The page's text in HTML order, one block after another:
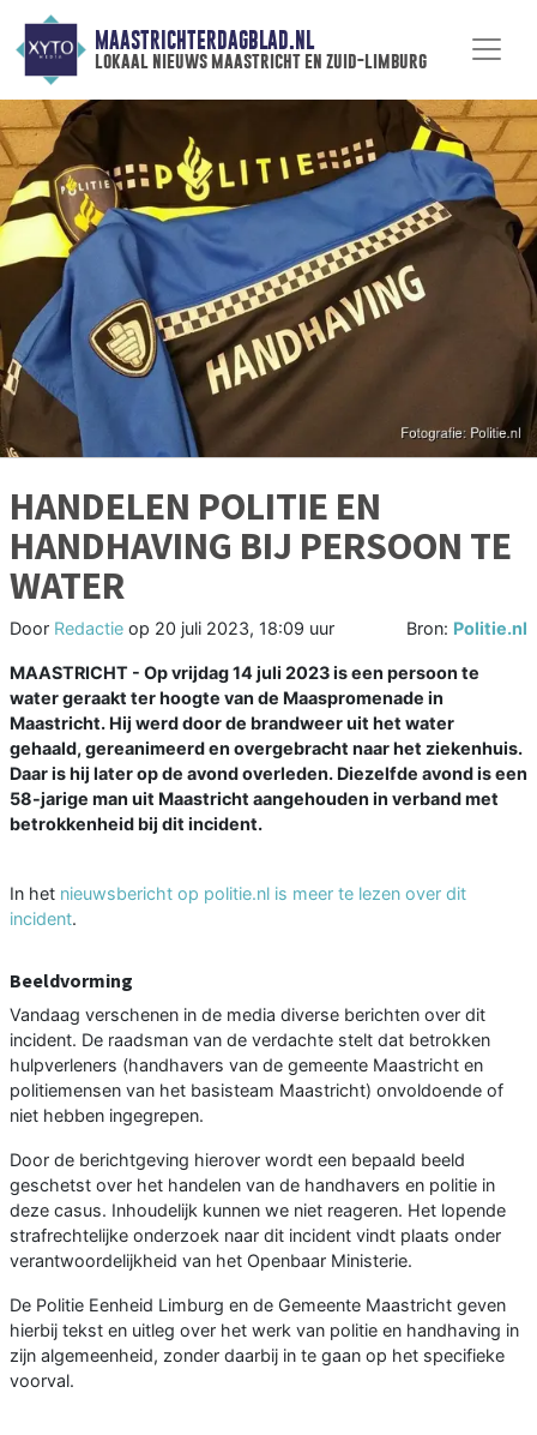
MAASTRICHTERDAGBLAD.NL
lokaal nieuws maastricht en zuid-limburg
HANDELEN POLITIE EN
HANDHAVING BIJ PERSOON TE
WATER
Door Redactie op 20 juli 2023, 18:09 uur Bron: Politie.nl
MAASTRICHT - Op vrijdag 14 juli 2023 is een persoon te
water geraakt ter hoogte van de Maaspromenade in
Maastricht. Hij werd door de brandweer uit het water
gehaald, gereanimeerd en overgebracht naar het ziekenhuis.
Daar is hij later op de avond overleden. Diezelfde avond is een
58-jarige man uit Maastricht aangehouden in verband met
betrokkenheid bij dit incident.
In het nieuwsbericht op politie.nl is meer te lezen over dit
incident.
Beeldvorming
Vandaag verschenen in de media diverse berichten over dit
incident. De raadsman van de verdachte stelt dat betrokken
hulpverleners (handhavers van de gemeente Maastricht en
politiemensen van het basisteam Maastricht) onvoldoende of
niet hebben ingegrepen.
Door de berichtgeving hierover wordt een bepaald beeld
geschetst over het handelen van de handhavers en politie in
deze casus. Inhoudelijk kunnen we niet reageren. Het lopende
strafrechtelijke onderzoek naar dit incident vindt plaats onder
verantwoordelijkheid van het Openbaar Ministerie.
De Politie Eenheid Limburg en de Gemeente Maastricht geven
hierbij tekst en uitleg over het werk van politie en handhaving in
zijn algemeenheid, zonder daarbij in te gaan op het specifieke
voorval.